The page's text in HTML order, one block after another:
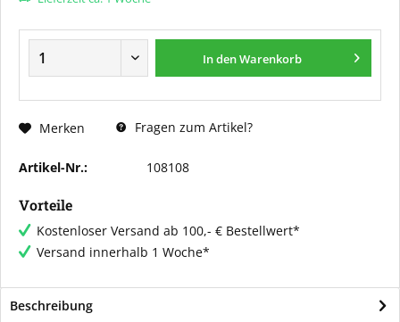
In denWarenkorb
Merken Fragen zum Artikel?
Artikel-Nr.: 108108
Vorteile
Kostenloser Versand ab 100,- € Bestellwert*
Versand innerhalb 1 Woche*
Beschreibung